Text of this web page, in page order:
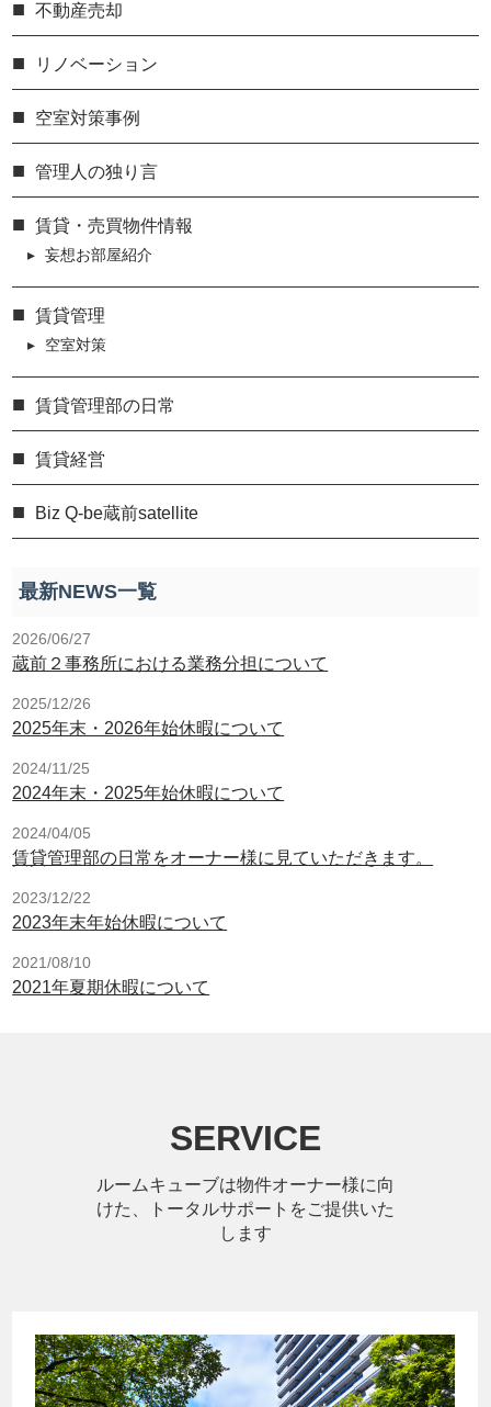
不動産売却
リノベーション
空室対策事例
管理人の独り言
賃貸・売買物件情報
妄想お部屋紹介
賃貸管理
空室対策
賃貸管理部の日常
賃貸経営
Biz Q-be蔵前satellite
最新NEWS一覧
2026/06/27
蔵前２事務所における業務分担について
2025/12/26
2025年末・2026年始休暇について
2024/11/25
2024年末・2025年始休暇について
2024/04/05
賃貸管理部の日常をオーナー様に見ていただきます。
2023/12/22
2023年末年始休暇について
2021/08/10
2021年夏期休暇について
SERVICE
ルームキューブは物件オーナー様に向
けた、トータルサポートをご提供いた
します